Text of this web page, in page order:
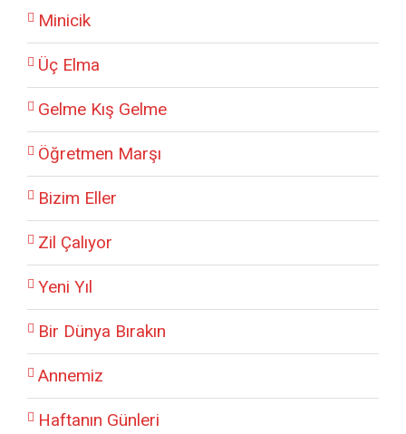
Minicik
Üç Elma
Gelme Kış Gelme
Öğretmen Marşı
Bizim Eller
Zil Çalıyor
Yeni Yıl
Bir Dünya Bırakın
Annemiz
Haftanın Günleri